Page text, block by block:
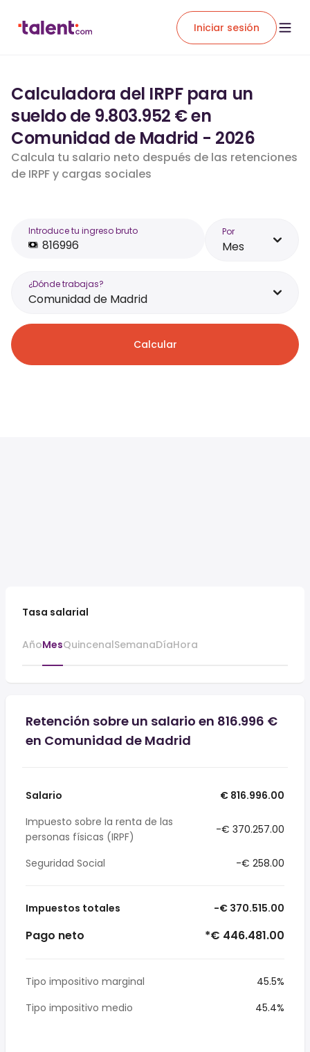
Iniciar sesión
Calculadora del IRPF para un
sueldo de 9.803.952 € en
Comunidad de Madrid - 2026
Calcula tu salario neto después de las retenciones
de IRPF y cargas sociales
Introduce tu ingreso bruto Por
Mes
¿Dónde trabajas?
Comunidad de Madrid
Calcular
Tasa salarial
AñoMesQuincenalSemanaDíaHora
Retención sobre un salario en 816.996 €
en Comunidad de Madrid
Salario
€ 816.996.00
Impuesto sobre la renta de las
personas físicas (IRPF)
-€ 370.257.00
Seguridad Social -€ 258.00
Impuestos totales -€ 370.515.00
Pago neto *€ 446.481.00
Tipo impositivo marginal
45.5%
Tipo impositivo medio
45.4%